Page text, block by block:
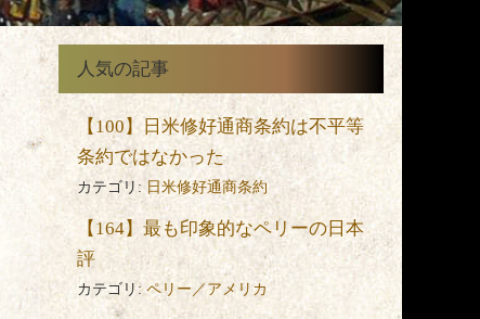
人気の記事
【100】日米修好通商条約は不平等
条約ではなかった
カテゴリ: 日米修好通商条約
【164】最も印象的なペリーの日本
評
カテゴリ:ペリー／アメリカ